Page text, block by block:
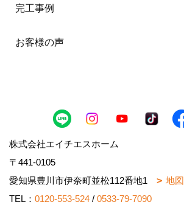
完工事例
お客様の声
株式会社エイチエスホーム
〒441-0105
愛知県豊川市伊奈町並松112番地1
地図
TEL： 0120-553-524 / 0533-79-7090